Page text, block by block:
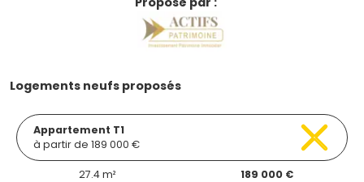
Logements neufs proposés
Appartement T1
à partir de 189 000 €
27.4 m² 189 000 €